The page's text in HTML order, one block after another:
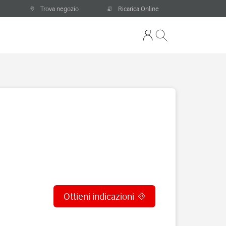
Trova negozio Ricarica Online
Ottieni indicazioni